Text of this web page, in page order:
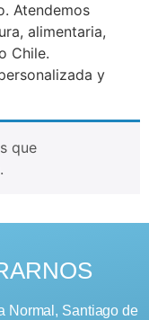
Atendemos
alimentaria,
Chile.
y
que
Normal, Santiago de